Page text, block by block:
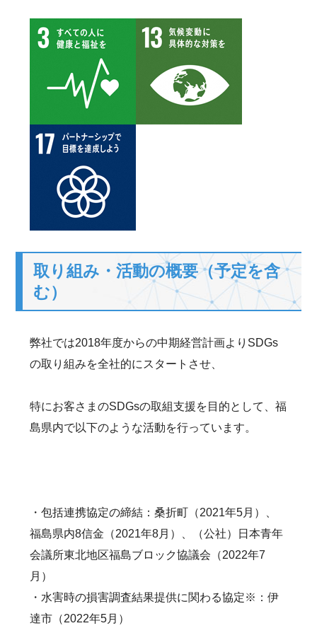
取り組み・活動の概要（予定を含
む）
弊社では2018年度からの中期経営計画よりSDGs
の取り組みを全社的にスタートさせ、
特にお客さまのSDGsの取組支援を目的として、福
島県内で以下のような活動を行っています。
・包括連携協定の締結：桑折町（2021年5月）、
福島県内8信金（2021年8月）、（公社）日本青年
会議所東北地区福島ブロック協議会（2022年7
月）
・水害時の損害調査結果提供に関わる協定※：伊
達市（2022年5月）